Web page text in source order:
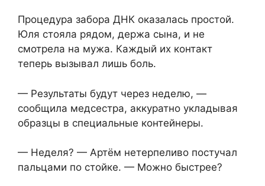
Процедура забора ДНК оказалась простой.
Юля стояла рядом, держа сына, и не
смотрела на мужа. Каждый их контакт
теперь вызывал лишь боль.
— Результаты будут через неделю, —
сообщила медсестра, аккуратно укладывая
образцы в специальные контейнеры.
— Неделя? — Артём нетерпеливо постучал
пальцами по стойке. — Можно быстрее?